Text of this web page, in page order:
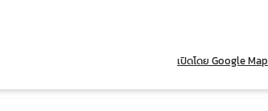
เปิดโดย Google Map